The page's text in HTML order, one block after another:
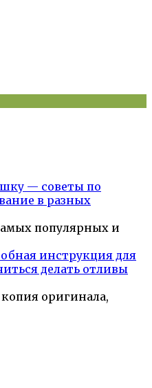
— советы по
в разных
популярных и
инструкция для
делать отливы
оригинала,